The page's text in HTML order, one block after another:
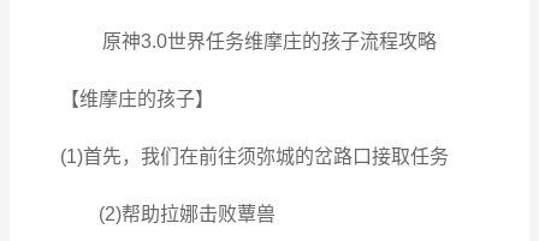
原神3.0世界任务维摩庄的孩子流程攻略
【维摩庄的孩子】
(1)首先，我们在前往须弥城的岔路口接取任务
(2)帮助拉娜击败蕈兽